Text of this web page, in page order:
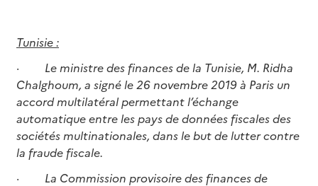
Tunisie :
· Le ministre des finances de la Tunisie, M. Ridha
Chalghoum, a signé le 26 novembre 2019 à Paris un
accord multilatéral permettant l’échange
automatique entre les pays de données fiscales des
sociétés multinationales, dans le but de lutter contre
la fraude fiscale.
· La Commission provisoire des finances de